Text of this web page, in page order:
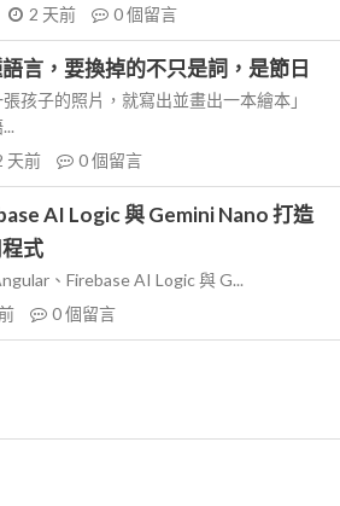
2 天前 0個留言
言，要換掉的不只是詞，是節日
孩子的照片，就寫出並畫出一本繪本」
天前 0個留言
AI Logic 與 Gemini Nano 打造
式
、Firebase AI Logic 與 G...
0個留言